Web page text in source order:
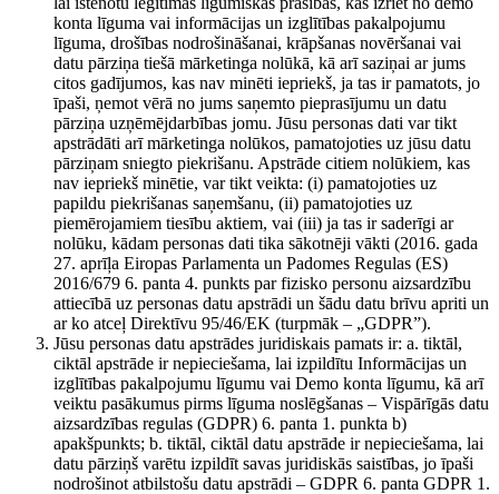
konta līguma vai informācijas un izglītības pakalpojumu
līguma, drošības nodrošināšanai, krāpšanas novēršanai vai
datu pārziņa tiešā mārketinga nolūkā, kā arī saziņai ar jums
citos gadījumos, kas nav minēti iepriekš, ja tas ir pamatots, jo
īpaši, ņemot vērā no jums saņemto pieprasījumu un datu
pārziņa uzņēmējdarbības jomu. Jūsu personas dati var tikt
apstrādāti arī mārketinga nolūkos, pamatojoties uz jūsu datu
pārziņam sniegto piekrišanu. Apstrāde citiem nolūkiem, kas
nav iepriekš minētie, var tikt veikta: (i) pamatojoties uz
papildu piekrišanas saņemšanu, (ii) pamatojoties uz
piemērojamiem tiesību aktiem, vai (iii) ja tas ir saderīgi ar
nolūku, kādam personas dati tika sākotnēji vākti (2016. gada
27. aprīļa Eiropas Parlamenta un Padomes Regulas (ES)
2016/679 6. panta 4. punkts par fizisko personu aizsardzību
attiecībā uz personas datu apstrādi un šādu datu brīvu apriti un
ar ko atceļ Direktīvu 95/46/EK (turpmāk – „GDPR”).
Jūsu personas datu apstrādes juridiskais pamats ir: a. tiktāl,
ciktāl apstrāde ir nepieciešama, lai izpildītu Informācijas un
izglītības pakalpojumu līgumu vai Demo konta līgumu, kā arī
veiktu pasākumus pirms līguma noslēgšanas – Vispārīgās datu
aizsardzības regulas (GDPR) 6. panta 1. punkta b)
apakšpunkts; b. tiktāl, ciktāl datu apstrāde ir nepieciešama, lai
datu pārziņš varētu izpildīt savas juridiskās saistības, jo īpaši
nodrošinot atbilstošu datu apstrādi – GDPR 6. panta GDPR 1.